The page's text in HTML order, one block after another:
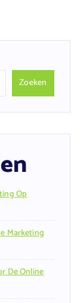
Zoeken
Op
Marketing
De Online